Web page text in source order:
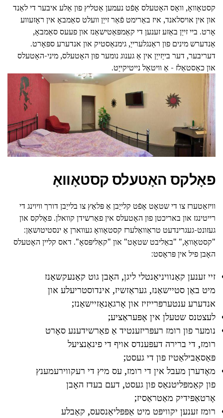
קסטאָוואָ, וואָס האָטעלס אָפֿט נעמען אַטליץ פון אַלע איבער די לאַנד
און אין אויסלאנד, איז באַרימט פֿאַר זייַן וועלט סאַמבאָ אין ראָזעווע
אָרט. ביי זייַן באַזע זענען די קאַמפּאַטישאַנז און פעעס סאַמבאָ,
אַנדערש מינים פון ראַנגלערייַ, גימנאַסטיק און אנדערע ספּאָרט.
דעריבער, דער בייַזייַן אין אַ גענוג נומער פון האָטעלס, מיני-האָטעלס
און כאַסטאַלז - אַ וויטאַל נייטיקייַט.
פאָלקס האָטעלס קסטאָוואָ
וויזאַטערז צו די שטאָט אָפֿט קלייַבן אַ פּלאַץ צו בלייַבן דורך וויוינג די
רייטינגז און באריכטן פון האָטעלס אין פאַרשידן קוואלן. פאָלקס און
געזונט-געגרינדעט טראַוואַלערז קסטאָוואָ געווארן אַ ינסטיטושאַן:
"קסטאָוואָ," "באַליבט שטאָט" און "קאַליפּסאָ". דאס קליין האָטעלס
האָבן פיל אין פּראָסט:
זיי זענען קאַנוויניאַנטלי ליגן, האָבן גוט קאַנעקשאַנז
מיט באַן סטיישאַנז, געראַזשיז, אינדוסטריעלע און
אנדערע ענטערפּרייזיז און אָרגאַנאַזיישאַנז;
לעצטנס שטעלן אין אָפּעראַציע;
נומער פון רומז רעפּריזענטיד אַ פאַרשידענע סאָרט
רומז, די ברירה דעפּענדס אויף די פינאַנציעל
פּאַסאַבילאַטיז פון די געסט;
מאָדערן מעבל אין די רומז, עס מיץ די רעקווירעמענץ
פון קאַמפּליטנאַס פון געסט, דעם בעדז האָבן
אָרטאַפּידיק מאַטראַסיז;
רומז זענען יקוויפּט מיט אַפּפּליאַנסעס, קאַבלע